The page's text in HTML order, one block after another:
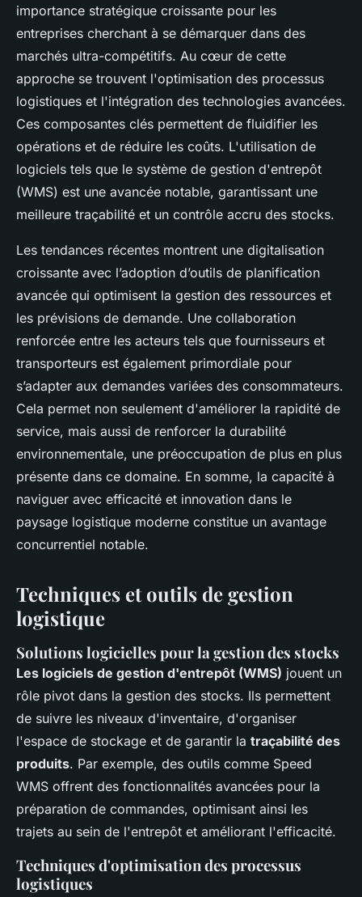
importance stratégique croissante pour les
entreprises cherchant à se démarquer dans des
marchés ultra-compétitifs. Au cœur de cette
approche se trouvent l'optimisation des processus
logistiques et l'intégration des technologies avancées.
Ces composantes clés permettent de fluidifier les
opérations et de réduire les coûts. L'utilisation de
logiciels tels que le système de gestion d'entrepôt
(WMS) est une avancée notable, garantissant une
meilleure traçabilité et un contrôle accru des stocks.
Les tendances récentes montrent une digitalisation
croissante avec l’adoption d’outils de planification
avancée qui optimisent la gestion des ressources et
les prévisions de demande. Une collaboration
renforcée entre les acteurs tels que fournisseurs et
transporteurs est également primordiale pour
s’adapter aux demandes variées des consommateurs.
Cela permet non seulement d'améliorer la rapidité de
service, mais aussi de renforcer la durabilité
environnementale, une préoccupation de plus en plus
présente dans ce domaine. En somme, la capacité à
naviguer avec efficacité et innovation dans le
paysage logistique moderne constitue un avantage
concurrentiel notable.
Techniques et outils de gestion
logistique
Solutions logicielles pour la gestion des stocks
Les logiciels de gestion d'entrepôt (WMS) jouent un
rôle pivot dans la gestion des stocks. Ils permettent
de suivre les niveaux d'inventaire, d'organiser
l'espace de stockage et de garantir la traçabilité des
produits. Par exemple, des outils comme Speed
WMS offrent des fonctionnalités avancées pour la
préparation de commandes, optimisant ainsi les
trajets au sein de l'entrepôt et améliorant l'efficacité.
Techniques d'optimisation des processus
logistiques